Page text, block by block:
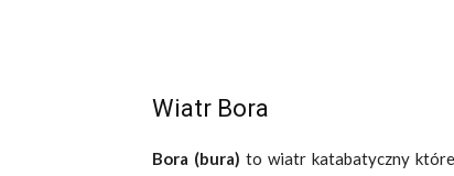
Wiatr Bora
Bora (bura) to wiatr katabatyczny